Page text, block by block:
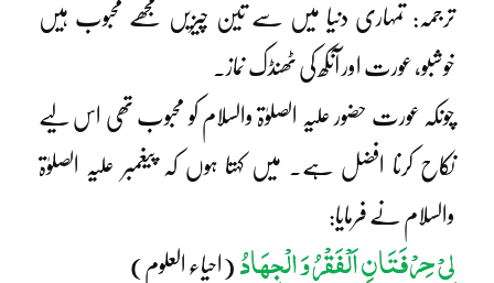
ترجمہ: تمہاری دنیا میں سے تین چیزیں مجھے محبوب ہیں
خوشبو، عورت اور آنکھ کی ٹھنڈک نماز۔
چونکہ عورت حضور علیہ الصلوٰۃ والسلام کو محبوب تھی اس لیے
نکاح کرنا افضل ہے۔ میں کہتا ہوں کہ پیغمبر علیہ الصلوٰۃ
والسلام نے فرمایا:
لِیْ حِرْفَتَانِ اَلْفَقْرُ وَ الْجِھَادُ (احیاء العلوم)